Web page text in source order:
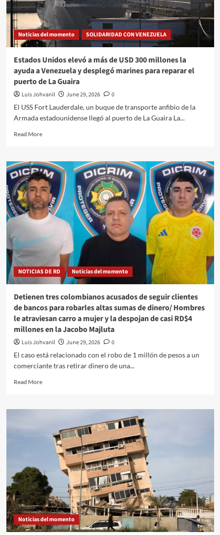
Noticias del momento SOLIDARIDAD CON VENEZUELA
Estados Unidos elevó a más de USD 300 millones la
ayuda a Venezuela y desplegó marines para reparar el
puerto de La Guaira
Luis Johvanil June 29, 2026
0
El USS Fort Lauderdale, un buque de transporte anfibio de la
Armada estadounidense llegó al puerto de La Guaira La...
Read More
NOTICIAS DE RD Noticias del momento
Detienen tres colombianos acusados de seguir clientes
de bancos para robarles altas sumas de dinero/ Hombres
le atraviesan carro a mujer y la despojan de casi RD$4
millones en la Jacobo Majluta
Luis Johvanil June 29, 2026
0
El caso está relacionado con el robo de 1 millón de pesos a un
comerciante tras retirar dinero de una...
Read More
Noticias del momento